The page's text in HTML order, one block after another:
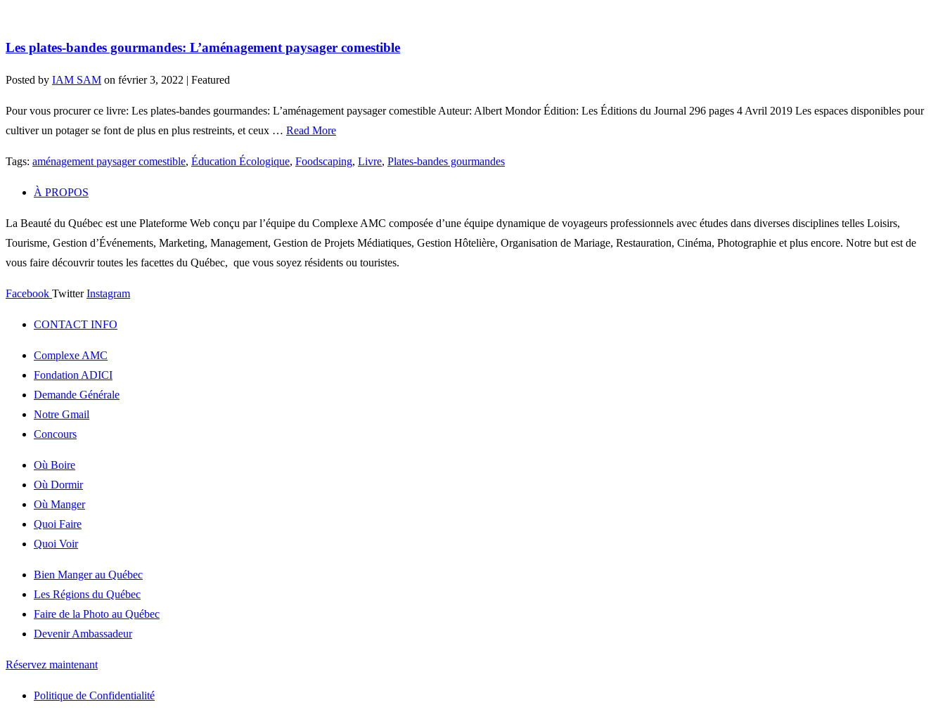
Les plates-bandes gourmandes: L’aménagement paysager comestible
Posted by IAM SAM on février 3, 2022 | Featured
Pour vous procurer ce livre: Les plates-bandes gourmandes: L’aménagement paysager comestible Auteur: Albert Mondor Édition: Les Éditions du Journal 296 pages 4 Avril 2019 Les espaces disponibles pour
cultiver un potager se font de plus en plus restreints, et ceux … Read More
Tags: aménagement paysager comestible, Éducation Écologique, Foodscaping, Livre, Plates-bandes gourmandes
À PROPOS
La Beauté du Québec est une Plateforme Web conçu par l’équipe du Complexe AMC composée d’une équipe dynamique de voyageurs professionnels avec études dans diverses disciplines telles Loisirs,
Tourisme, Gestion d’Événements, Marketing, Management, Gestion de Projets Médiatiques, Gestion Hôtelière, Organisation de Mariage, Restauration, Cinéma, Photographie et plus encore. Notre but est de
vous faire découvrir toutes les facettes du Québec, que vous soyez résidents ou touristes.
Facebook Twitter Instagram
CONTACT INFO
Complexe AMC
Fondation ADICI
Demande Générale
Notre Gmail
Concours
Où Boire
Où Dormir
Où Manger
Quoi Faire
Quoi Voir
Bien Manger au Québec
Les Régions du Québec
Faire de la Photo au Québec
Devenir Ambassadeur
Réservez maintenant
Politique de Confidentialité